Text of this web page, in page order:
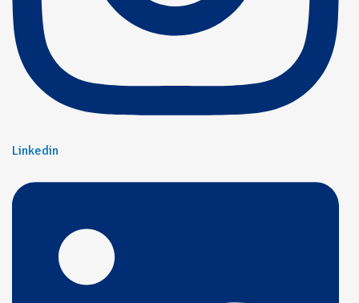
Linkedin